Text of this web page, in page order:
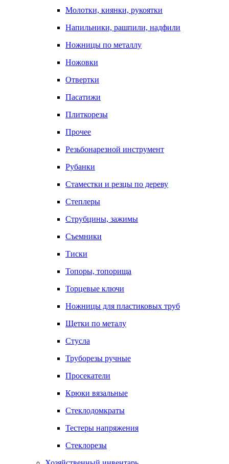
Молотки, киянки, рукоятки
Напильники, рашпили, надфили
Ножницы по металлу
Ножовки
Отвертки
Пасатижи
Плиткорезы
Прочее
Резьбонарезной инструмент
Рубанки
Стаместки и резцы по дереву
Степлеры
Струбцины, зажимы
Съемники
Тиски
Топоры, топорища
Торцевые ключи
Ножницы для пластиковых труб
Щетки по металу
Стусла
Труборезы ручные
Просекатели
Крюки вязальные
Стеклодомкраты
Тестеры напряжения
Стеклорезы